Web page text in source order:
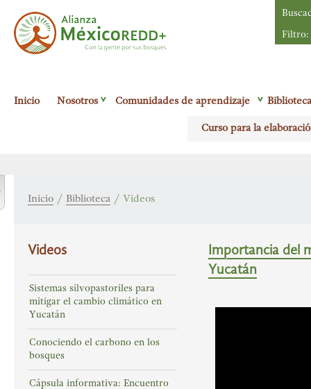
Filtro:
Inicio Nosotros Comunidades de aprendizaje Biblioteca
Curso para la
Inicio / Biblioteca / Videos
Videos
Sistemas silvopastoriles para
mitigar el cambio climático en
Yucatán
Conociendo el carbono en los
bosques
Cápsula informativa: Encuentro
Importancia del
Yucatán